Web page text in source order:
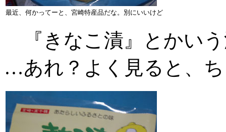
最近、何かってーと、宮崎特産品だな。別にいいけど
『きなこ漬』とかい
…あれ？よく見ると、